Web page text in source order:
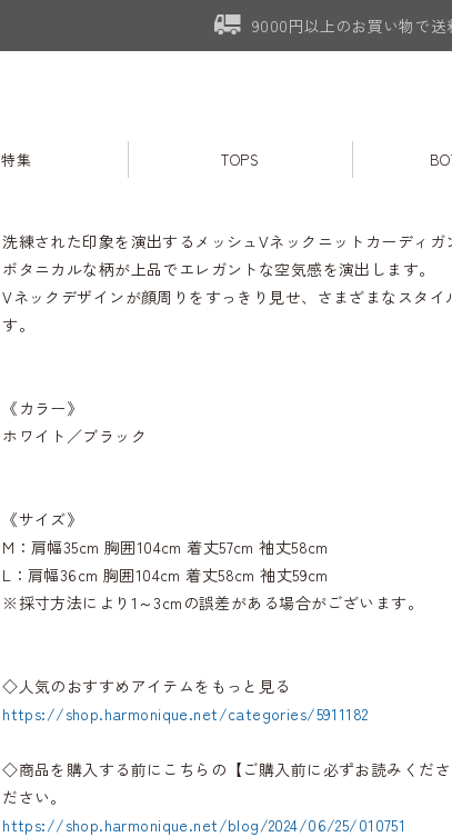
9000円以上のお買い物で送
特集 TOPS
洗練された印象を演出するメッシュVネックニットカーディガ
ボタニカルな柄が上品でエレガントな空気感を演出します。
Vネックデザインが顔周りをすっきり見せ、さまざまなスタ
す。
《カラー》
ホワイト／ブラック
《サイズ》
M：肩幅35cm 胸囲104cm 着丈57cm 袖丈58cm
L：肩幅36cm 胸囲104cm 着丈58cm 袖丈59cm
※採寸方法により1～3cmの誤差がある場合がございます。
◇人気のおすすめアイテムをもっと見る
https://shop.harmonique.net/categories/5911182
◇商品を購入する前にこちらの【ご購入前に必ずお読みくだ
ださい。
https://shop.harmonique.net/blog/2024/06/25/010751